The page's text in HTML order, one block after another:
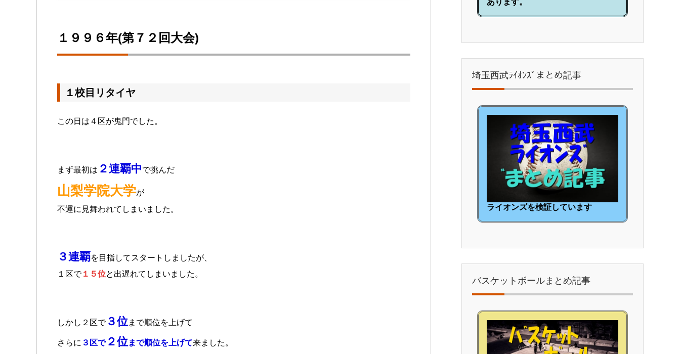
１９９６年(第７２回大会)
１校目リタイヤ
この日は４区が鬼門でした。
まず最初は ２連覇中で挑んだ
山梨学院大学が
不運に見舞われてしまいました。
３連覇を目指してスタートしましたが、
１区で１５位と出遅れてしまいました。
しかし２区で３位まで順位を上げて
さらに ３区で２位まで順位を上げて来ました。
あります。
埼玉西武ﾗｲｵﾝｽﾞまとめ記事
ライオンズを検証しています
バスケットボールまとめ記事